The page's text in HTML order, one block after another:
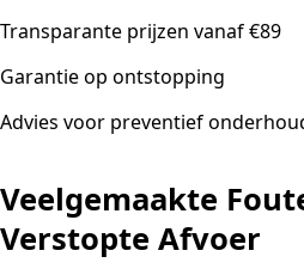
Transparante prijzen vanaf €89
Garantie op ontstopping
Advies voor preventief
Veelgemaakte
Verstopte Afvoer